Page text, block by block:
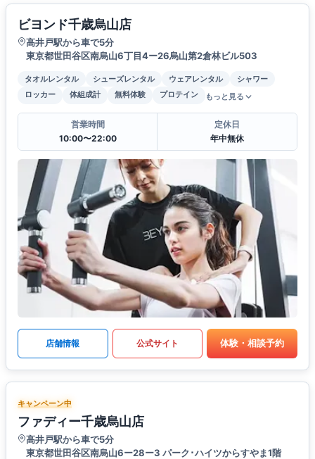
ビヨンド千歳烏山店
高井戸駅から車で5分
東京都世田谷区南烏山6丁目4ー26烏山第2倉林ビル503
タオルレンタル シューズレンタル ウェアレンタル
シャワー
ロッカー
体組成計 無料体験 プロテイン もっと見る
営業時間
10:00〜22:00
定休日
年中無休
店舗情報 公式サイト 体験・相談予約
キャンペーン中
ファディー千歳烏山店
高井戸駅から車で5分
東京都世田谷区南烏山6ー28ー3 パーク･ハイツからすやま1階